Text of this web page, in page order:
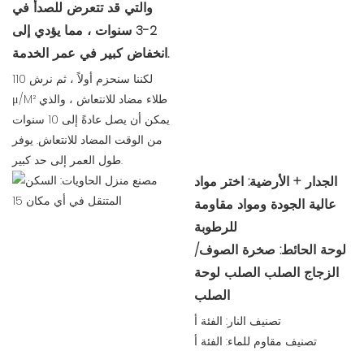
والتي قد تتعرض للصدأ في
2-3 سنوات ، مما يؤدي إلى
انخفاض كبير في عمر الخدمة.
لكننا سنحزم أولاً ، ثم نرش 110
μ/M² طلاء مضاد للانتعاش ، والذي
يمكن أن يصل عادةً إلى 10 سنوات
من الوقت المضاد للانتعاش. يوفر
طول العمر إلى حد كبير.
الجدار + الأرضية: اختر مواد
عالية الجودة ومواد مقاومة
للرطوبة
لوحة الحائط: صخرة الصوف/
الزجاج الصلب الصلب لوحة
الصلب
تصنيف النار: الفئة أ
تصنيف مقاوم للماء: الفئة أ